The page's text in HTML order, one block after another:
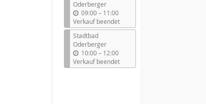
Oderberger
09:00–b
i
s
11:00
Verkauf beendet
Stadtbad
Oderberger
10:00–b
i
s
12:00
Verkauf beendet